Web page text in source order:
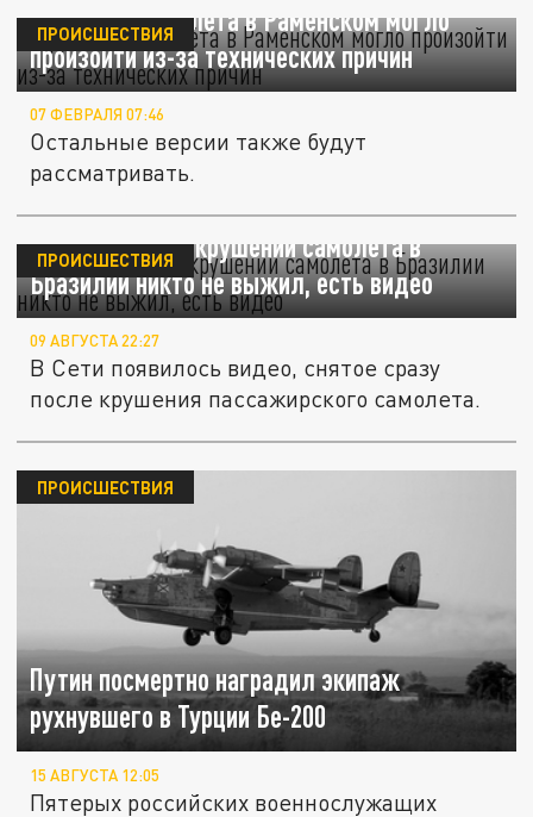
Крушение самолёта в Раменском могло
произойти из-за технических причин
ПРОИСШЕСТВИЯ
07 ФЕВРАЛЯ 07:46
Остальные версии также будут
рассматривать.
CNN Brasil: при крушении самолета в
Бразилии никто не выжил, есть видео
ПРОИСШЕСТВИЯ
09 АВГУСТА 22:27
В Сети появилось видео, снятое сразу
после крушения пассажирского самолета.
Путин посмертно наградил экипаж
рухнувшего в Турции Бе-200
ПРОИСШЕСТВИЯ
15 АВГУСТА 12:05
Пятерых российских военнослужащих